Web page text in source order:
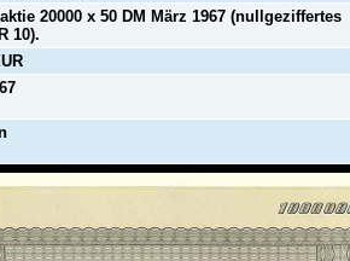
20000 x 50 DM März 1967 (nullgeziffertes
10).